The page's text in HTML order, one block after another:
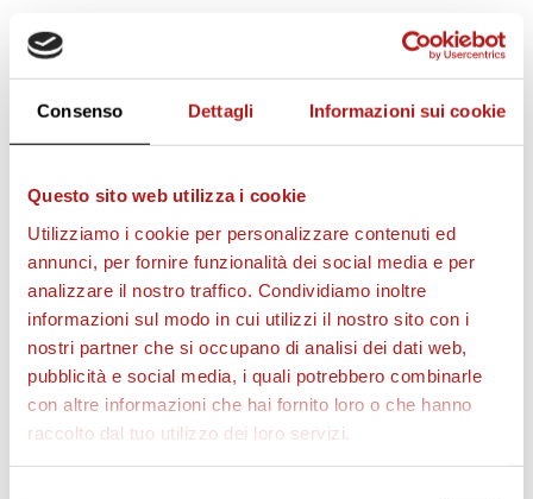
Consenso Dettagli Informazioni sui cookie
Questo sito web utilizza i cookie
Utilizziamo i cookie per personalizzare contenuti ed
annunci, per fornire funzionalità dei social media e per
analizzare il nostro traffico. Condividiamo inoltre
informazioni sul modo in cui utilizzi il nostro sito con i
nostri partner che si occupano di analisi dei dati web,
pubblicità e social media, i quali potrebbero combinarle
con altre informazioni che hai fornito loro o che hanno
raccolto dal tuo utilizzo dei loro servizi.
l
v
i
d
BIGLIETTI
AS CITTADELLA STORE